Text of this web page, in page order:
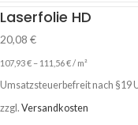
Laserfolie HD
20,08 €
107,93€ – 111,56€/ m²
Umsatzsteuerbefreit nach §19
zzgl. Versandkosten